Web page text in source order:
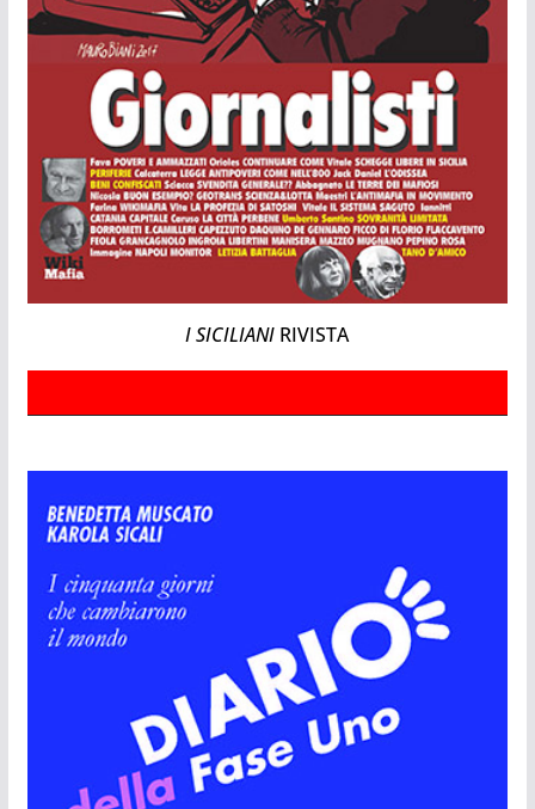
I SICILIANI RIVISTA